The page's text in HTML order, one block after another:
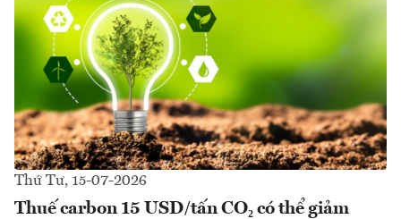
Thứ Tư, 15-07-2026
Thuế carbon 15 USD/tấn CO₂ có thể giảm